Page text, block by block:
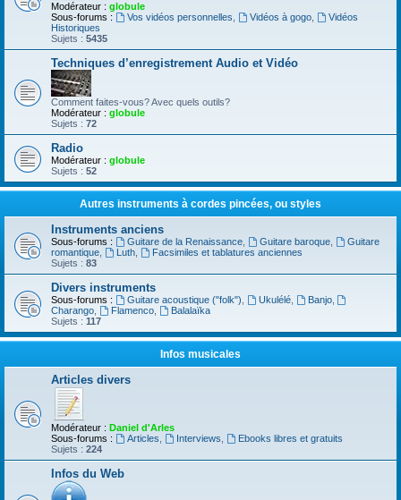
Modérateur : globule
Sous-forums :
Vos vidéos personnelles Vidéos à gogo,
Vidéos
Historiques
Sujets : 5435
Techniques d’enregistrement Audio et Vidéo
Comment faites-vous? Avec quels outils?
Modérateur : globule
Sujets : 72
Radio
Modérateur : globule
Sujets : 52
Autres instruments à cordes pincées, ou styles
Instruments anciens
Sous-forums : Guitare de la Renaissance, Guitare baroque,
Guitare
romantique
Luth,
Facsimiles et tablatures anciennes
Sujets : 83
Divers instruments
Sous-forums : Guitare acoustique ("folk") Ukulélé, Banjo,
Charango
Flamenco,
Balalaïka
Sujets : 117
Infos musicales
Articles divers
Modérateur : Daniel d'Arles
Sous-forums :
Articles Interviews
Ebooks libres et gratuits
Sujets : 224
Infos du Web